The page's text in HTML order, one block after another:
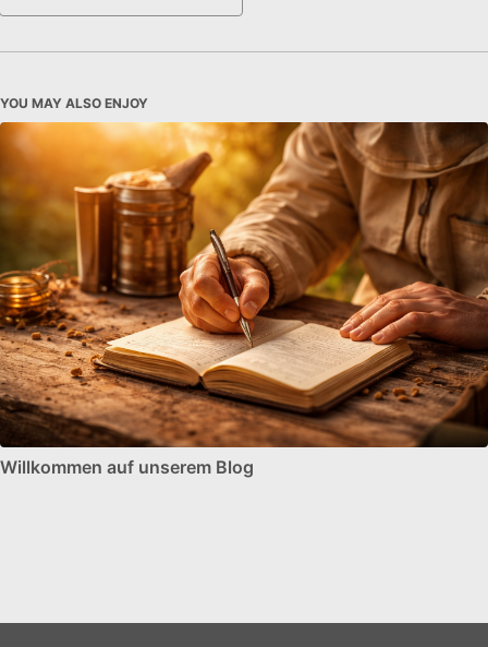
YOU MAY ALSO ENJOY
Willkommen auf unserem Blog